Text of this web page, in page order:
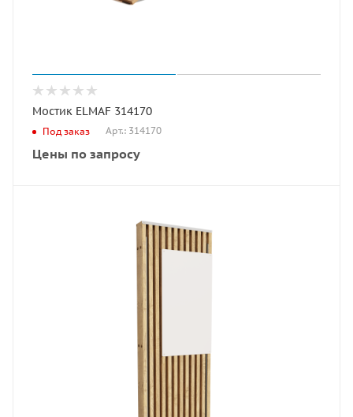
Мостик ELMAF 314170
Под заказ Арт.: 314170
Цены по запросу